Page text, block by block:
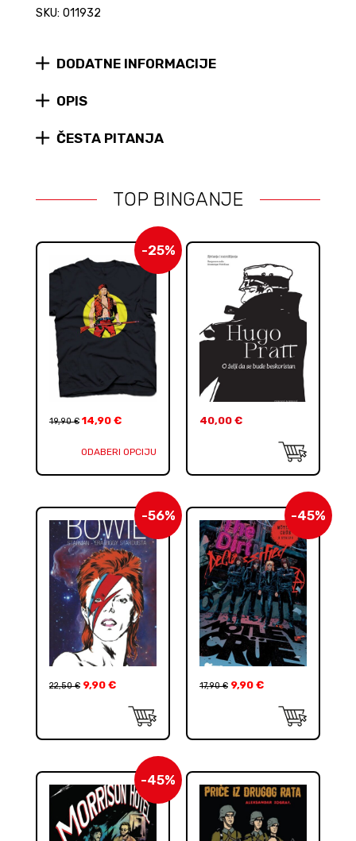
waitlist
product
SKU: 011932
DODATNE INFORMACIJE
OPIS
ČESTA PITANJA
TOP BINGANJE
-25%
19,90€ 14,90 €
ODABERI OPCIJU
40,00 €
-56%
22,50€ 9,90 €
-45%
17,90€ 9,90 €
-45%